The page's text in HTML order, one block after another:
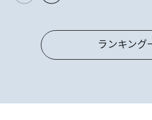
ランキング